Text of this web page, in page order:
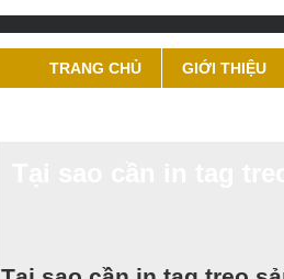
TRANG CHỦ GIỚI THIỆU